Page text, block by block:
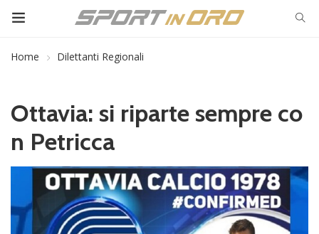
Home Dilettanti Regionali
Ottavia: si riparte sempre co
n Petricca